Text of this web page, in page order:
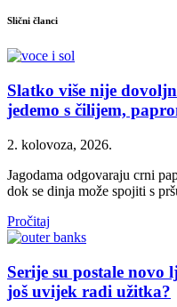
Slični članci
Slatko više nije
jedemo s čilijem,
2. kolovoza, 2026.
Jagodama odgovaraju crni
dok se dinja može spojiti s
Pročitaj
Serije su postale novo
još uvijek radi užitka?